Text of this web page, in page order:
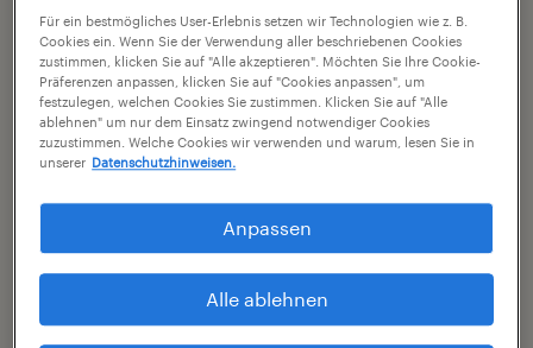
Für ein bestmögliches User-Erlebnis setzen wir Technologien wie z. B.
Cookies ein. Wenn Sie der Verwendung aller beschriebenen Cookies
zustimmen, klicken Sie auf "Alle akzeptieren". Möchten Sie Ihre Cookie-
Präferenzen anpassen, klicken Sie auf "Cookies anpassen", um
festzulegen, welchen Cookies Sie zustimmen. Klicken Sie auf "Alle
ablehnen" um nur dem Einsatz zwingend notwendiger Cookies
zuzustimmen. Welche Cookies wir verwenden und warum, lesen Sie in
unserer Datenschutzhinweisen.
Anpassen
Alle ablehnen